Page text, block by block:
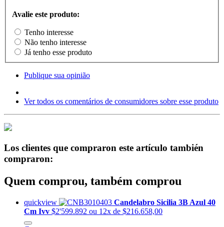
Avalie este produto:
Tenho interesse
Não tenho interesse
Já tenho esse produto
Publique sua opinião
Ver todos os comentários de consumidores sobre esse produto
Los clientes que compraron este artículo también
compraron:
Quem comprou, também comprou
quickview
Candelabro Sicilia 3B Azul 40
Cm Ivv $2'599.892 ou 12x de $216.658,00